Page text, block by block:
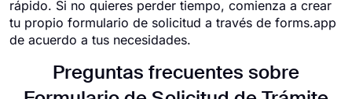
rápido. Si no quieres perder tiempo, comienza a crear
tu propio formulario de solicitud a través de forms.app
de acuerdo a tus necesidades.
Preguntas frecuentes sobre